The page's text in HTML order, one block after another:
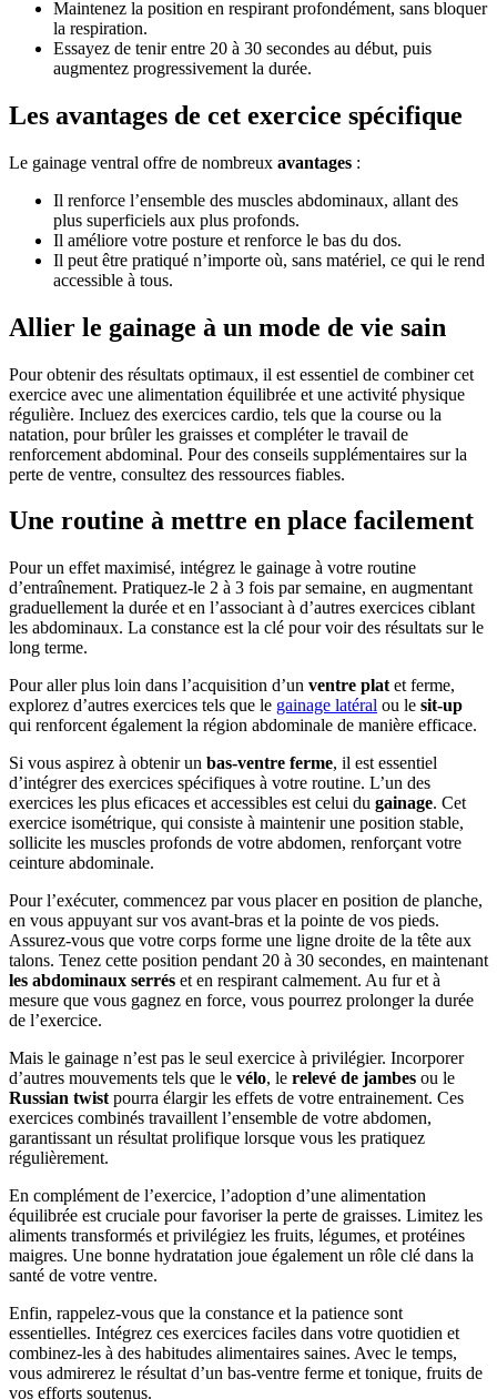
Maintenez la position en respirant profondément, sans bloquer
la respiration.
Essayez de tenir entre 20 à 30 secondes au début, puis
augmentez progressivement la durée.
Les avantages de cet exercice spécifique
Le gainage ventral offre de nombreux avantages :
Il renforce l’ensemble des muscles abdominaux, allant des
plus superficiels aux plus profonds.
Il améliore votre posture et renforce le bas du dos.
Il peut être pratiqué n’importe où, sans matériel, ce qui le rend
accessible à tous.
Allier le gainage à un mode de vie sain
Pour obtenir des résultats optimaux, il est essentiel de combiner cet
exercice avec une alimentation équilibrée et une activité physique
régulière. Incluez des exercices cardio, tels que la course ou la
natation, pour brûler les graisses et compléter le travail de
renforcement abdominal. Pour des conseils supplémentaires sur la
perte de ventre, consultez des ressources fiables.
Une routine à mettre en place facilement
Pour un effet maximisé, intégrez le gainage à votre routine
d’entraînement. Pratiquez-le 2 à 3 fois par semaine, en augmentant
graduellement la durée et en l’associant à d’autres exercices ciblant
les abdominaux. La constance est la clé pour voir des résultats sur le
long terme.
Pour aller plus loin dans l’acquisition d’un ventre plat et ferme,
explorez d’autres exercices tels que le gainage latéral ou le sit-up
qui renforcent également la région abdominale de manière efficace.
Si vous aspirez à obtenir un bas-ventre ferme, il est essentiel
d’intégrer des exercices spécifiques à votre routine. L’un des
exercices les plus eficaces et accessibles est celui du gainage. Cet
exercice isométrique, qui consiste à maintenir une position stable,
sollicite les muscles profonds de votre abdomen, renforçant votre
ceinture abdominale.
Pour l’exécuter, commencez par vous placer en position de planche,
en vous appuyant sur vos avant-bras et la pointe de vos pieds.
Assurez-vous que votre corps forme une ligne droite de la tête aux
talons. Tenez cette position pendant 20 à 30 secondes, en maintenant
les abdominaux serrés et en respirant calmement. Au fur et à
mesure que vous gagnez en force, vous pourrez prolonger la durée
de l’exercice.
Mais le gainage n’est pas le seul exercice à privilégier. Incorporer
d’autres mouvements tels que le vélo, le relevé de jambes ou le
Russian twist pourra élargir les effets de votre entrainement. Ces
exercices combinés travaillent l’ensemble de votre abdomen,
garantissant un résultat prolifique lorsque vous les pratiquez
régulièrement.
En complément de l’exercice, l’adoption d’une alimentation
équilibrée est cruciale pour favoriser la perte de graisses. Limitez les
aliments transformés et privilégiez les fruits, légumes, et protéines
maigres. Une bonne hydratation joue également un rôle clé dans la
santé de votre ventre.
Enfin, rappelez-vous que la constance et la patience sont
essentielles. Intégrez ces exercices faciles dans votre quotidien et
combinez-les à des habitudes alimentaires saines. Avec le temps,
vous admirerez le résultat d’un bas-ventre ferme et tonique, fruits de
vos efforts soutenus.